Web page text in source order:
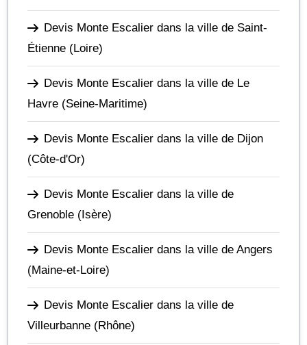
Devis Monte Escalier dans la ville de Saint-
Étienne (Loire)
Devis Monte Escalier dans la ville de Le
Havre (Seine-Maritime)
Devis Monte Escalier dans la ville de Dijon
(Côte-d'Or)
Devis Monte Escalier dans la ville de
Grenoble (Isère)
Devis Monte Escalier dans la ville de Angers
(Maine-et-Loire)
Devis Monte Escalier dans la ville de
Villeurbanne (Rhône)